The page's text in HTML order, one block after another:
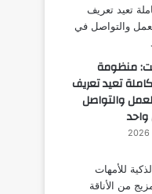
منظومة
تعيد تعريف
والتواصل